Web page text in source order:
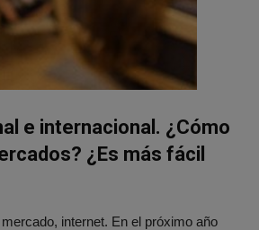
e internacional. ¿Cómo
¿Es más fácil
internet. En el próximo año